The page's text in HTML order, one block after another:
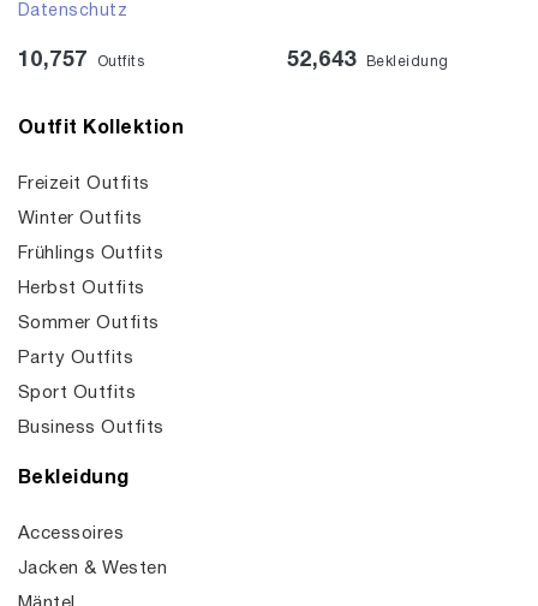
Datenschutz
10,757 Outfits 52,643 Bekleidung
Outfit Kollektion
Freizeit Outfits
Winter Outfits
Frühlings Outfits
Herbst Outfits
Sommer Outfits
Party Outfits
Sport Outfits
Business Outfits
Bekleidung
Accessoires
Jacken & Westen